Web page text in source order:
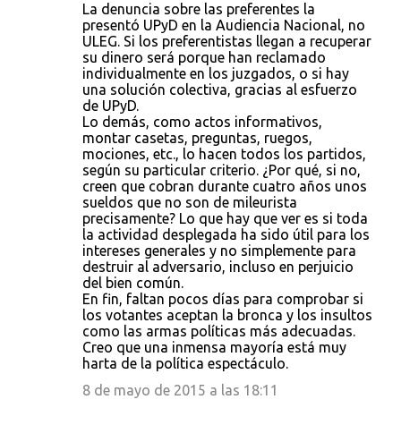
La denuncia sobre las preferentes la
presentó UPyD en la Audiencia Nacional, no
ULEG. Si los preferentistas llegan a recuperar
su dinero será porque han reclamado
individualmente en los juzgados, o si hay
una solución colectiva, gracias al esfuerzo
de UPyD.
Lo demás, como actos informativos,
montar casetas, preguntas, ruegos,
mociones, etc., lo hacen todos los partidos,
según su particular criterio. ¿Por qué, si no,
creen que cobran durante cuatro años unos
sueldos que no son de mileurista
precisamente? Lo que hay que ver es si toda
la actividad desplegada ha sido útil para los
intereses generales y no simplemente para
destruir al adversario, incluso en perjuicio
del bien común.
En fin, faltan pocos días para comprobar si
los votantes aceptan la bronca y los insultos
como las armas políticas más adecuadas.
Creo que una inmensa mayoría está muy
harta de la política espectáculo.
8 de mayo de 2015 a las 18:11